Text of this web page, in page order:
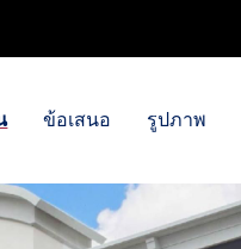
ข้อเสนอ รูปภาพ